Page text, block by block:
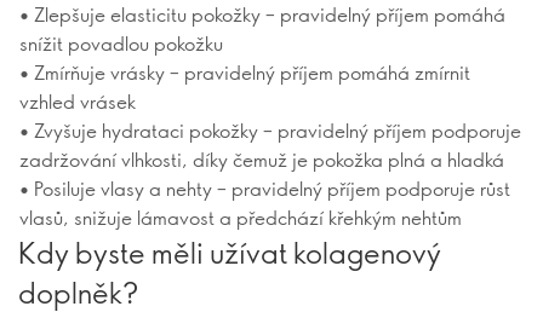
• Zlepšuje elasticitu pokožky – pravidelný příjem pomáhá
snížit povadlou pokožku
• Zmírňuje vrásky – pravidelný příjem pomáhá zmírnit
vzhled vrásek
• Zvyšuje hydrataci pokožky – pravidelný příjem podporuje
zadržování vlhkosti, díky čemuž je pokožka plná a hladká
• Posiluje vlasy a nehty – pravidelný příjem podporuje růst
vlasů, snižuje lámavost a předchází křehkým nehtům
Kdy byste měli užívat kolagenový
doplněk?